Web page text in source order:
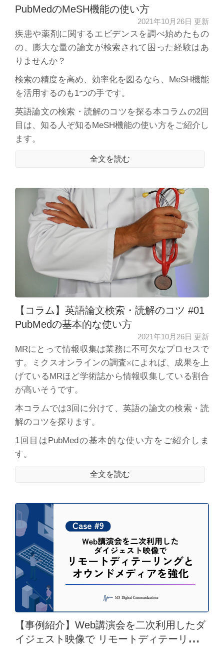
PubMedのMeSH機能の使い方
2021年10月26日 更新
疾患や薬剤に関するエビデンスを調べ始めたもの
の、膨大な量の論文が検索されて困った経験はあ
りませんか？
検索の精度を高め、効率化を図るなら、MeSH機能
を活用するのも1つの手です。
英語論文の検索・読解のコツを探る本コラムの2回
目は、知る人ぞ知るMeSH機能の使い方をご紹介し
ます。
全文を読む
【コラム】英語論文検索・読解のコツ #01
PubMedの基本的な使い方
2021年10月26日 更新
MRにとって情報収集は業務に不可欠なプロセスで
す。ミクスオンラインの調査※によれば、成果を上
げているMRほど学術誌から情報収集している割合
が高いそうです。
本コラムでは3回に分けて、英語の論文の検索・読
解のコツを探ります。
1回目はPubMedの基本的な使い方をご紹介しま
す。
全文を読む
【事例紹介】Web講演会を二次利用したダ
イジェスト映像で リモートディテーリング